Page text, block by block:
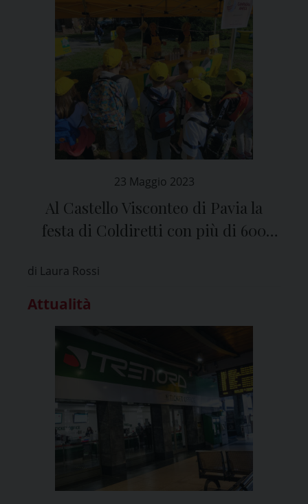
23 Maggio 2023
Al Castello Visconteo di Pavia la
festa di Coldiretti con più di 600
di Laura Rossi
Attualità